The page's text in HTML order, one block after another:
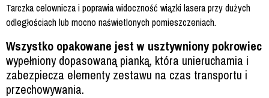
Tarczka celownicza i poprawia widoczność wiązki lasera przy dużych
odległościach lub mocno naświetlonych pomieszczeniach.
Wszystko opakowane jest w usztywniony pokrowiec
wypełniony dopasowaną pianką, która unieruchamia i
zabezpiecza elementy zestawu na czas transportu i
przechowywania.